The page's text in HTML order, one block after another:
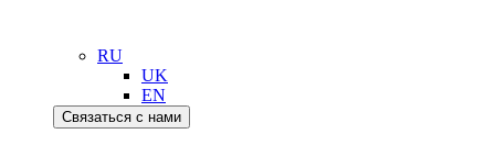
RU
UK
EN
Связаться с нами